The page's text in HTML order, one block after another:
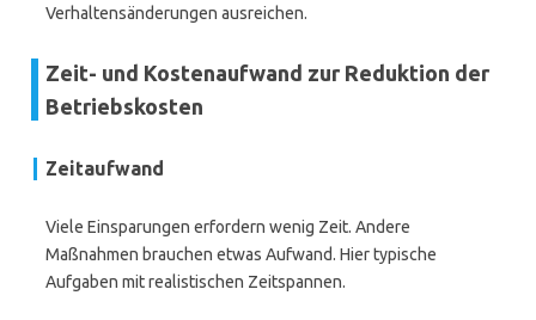
Verhaltensänderungen ausreichen.
Zeit- und Kostenaufwand zur Reduktion der
Betriebskosten
Zeitaufwand
Viele Einsparungen erfordern wenig Zeit. Andere
Maßnahmen brauchen etwas Aufwand. Hier typische
Aufgaben mit realistischen Zeitspannen.